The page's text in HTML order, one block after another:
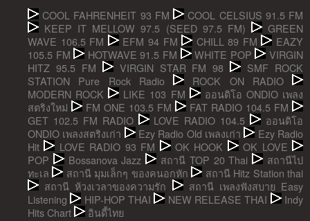
COOL FAHRENHEIT 93 FM
COOL CELSIUS 91.5 FM
KEEP IT MELLOW 97.5 (SEED 97.5 FM)
GREEN
WAVE 106.5 FM
EFM 94 FM CHILL 89 FM
EAZY
105.5 FM
HOTWAVE 91.5 FM WHITE POP
VIRGIN
HITZ 95.5 FM
VIRGIN STAR FM 98
SMF ROCK
STATION Pure Rock Radio
ROCK ON RADIO
MODERN ROCK
LIKE 103 FM
ออนดิโอ ONDIO เพลง
สตริงใหม่
FM ONE 103.5 FM
FAT RADIO 104.5 FM
GET 102.5 FM RADIO
LOVE RADIO 104.5
ออนดิโอ
ONDIO เพลงสตริงเก่า
Ezy Radio Old เพลงเก่า
Ezy Radio
Hit
LOVE RADIO 93 FM OK HOOK
OK LOVE
POP
Bossanova Jazz สถานี TOP 20 Thai
สถานีไป
ทะเล
สถานี มุมเล็กๆ ของคนอกหัก
สถานี Hitz Station thai
สถานี ห้วงเวลาของความรัก
สถานี เพลงฟังสบาย Easy
Listening
HIP-HOP THAI NEW RELEASE THAI
Indy
Hits Chart
อินดี้ไทย